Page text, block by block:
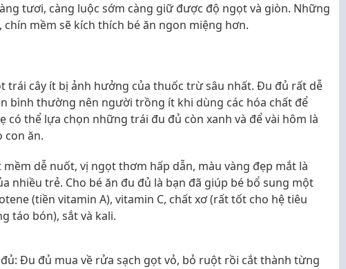
tươi, càng luộc sớm càng giữ được độ ngọt và giòn. Những
mềm sẽ kích thích bé ăn ngon miệng hơn.
trái cây ít bị ảnh hưởng của thuốc trừ sâu nhất. Đu đủ rất dễ
bình thường nên người trồng ít khi dùng các hóa chất để
có thể lựa chọn những trái đu đủ còn xanh và để vài hôm là
con ăn.
dễ nuốt, vị ngọt thơm hấp dẫn, màu vàng đẹp mắt là
nhiều trẻ. Cho bé ăn đu đủ là bạn đã giúp bé bổ sung một
(tiền vitamin A), vitamin C, chất xơ (rất tốt cho hệ tiêu
táo bón), sắt và kali.
đủ: Đu đủ mua về rửa sạch gọt vỏ, bỏ ruột rồi cắt thành từng